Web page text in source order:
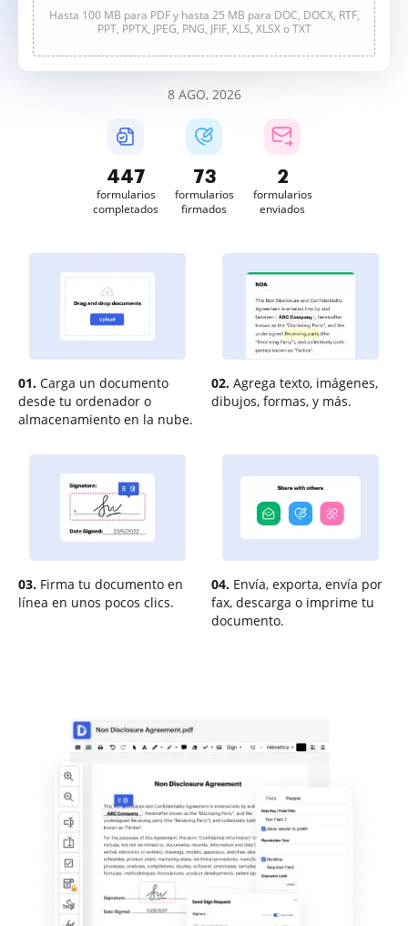
Hasta 100 MB para PDF y hasta 25 MB para DOC, DOCX, RTF,
PPT, PPTX, JPEG, PNG, JFIF, XLS, XLSX o TXT
8 AGO, 2026
447
formularios
completados
73
formularios
firmados
2
formularios
enviados
01. Carga un documento
desde tu ordenador o
almacenamiento en la nube.
02. Agrega texto, imágenes,
dibujos, formas, y más.
03. Firma tu documento en
línea en unos pocos clics.
04. Envía, exporta, envía por
fax, descarga o imprime tu
documento.